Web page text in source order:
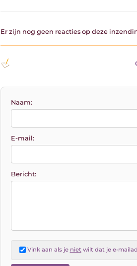
Er zijn nog geen reacties op deze
Naam:
E-mail:
Bericht:
Vink aan als je nietwilt dat je e-